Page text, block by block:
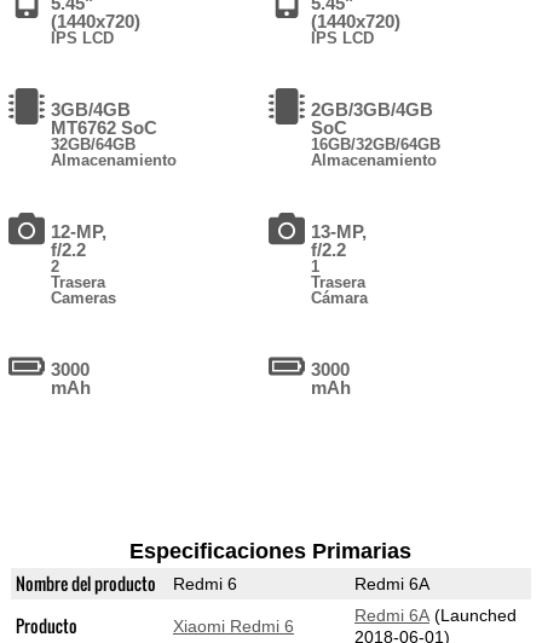
(1440x720)
IPS LCD
3GB/4GB
MT6762 SoC
32GB/64GB
Almacenamiento
12-MP,
f/2.2
2
Trasera
Cameras
3000
mAh
(1440x720)
IPS LCD
2GB/3GB/4GB
SoC
16GB/32GB/64GB
Almacenamiento
13-MP,
f/2.2
1
Trasera
Cámara
3000
mAh
Especificaciones Primarias
Nombre del producto Redmi 6 Redmi 6A
Producto Xiaomi Redmi 6
Redmi 6A(Launched
2018-06-01)